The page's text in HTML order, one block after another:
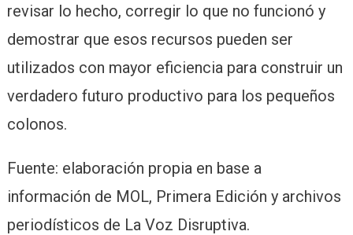
revisar lo hecho, corregir lo que no funcionó y
demostrar que esos recursos pueden ser
utilizados con mayor eficiencia para construir un
verdadero futuro productivo para los pequeños
colonos.
Fuente: elaboración propia en base a
información de MOL, Primera Edición y archivos
periodísticos de La Voz Disruptiva.